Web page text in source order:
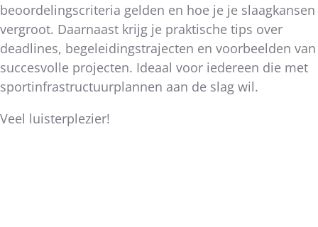
beoordelingscriteria gelden en hoe je je slaagkansen
vergroot. Daarnaast krijg je praktische tips over
deadlines, begeleidingstrajecten en voorbeelden van
succesvolle projecten. Ideaal voor iedereen die met
sportinfrastructuurplannen aan de slag wil.
Veel luisterplezier!